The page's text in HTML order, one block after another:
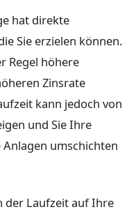
hat direkte
Sie erzielen können.
Regel höhere
Zinsrate
kann jedoch von
und Sie Ihre
umschichten
der Laufzeit auf Ihre